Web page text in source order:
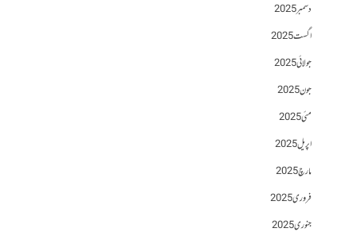
دسمبر 2025
اگست 2025
جولائی 2025
جون 2025
مئی 2025
اپریل 2025
مارچ 2025
فروری 2025
جنوری 2025